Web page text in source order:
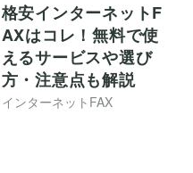
格安インターネットF
AXはコレ！無料で使
えるサービスや選び
方・注意点も解説
インターネットFAX